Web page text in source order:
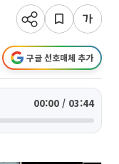
구글 선호매체 추가
00:00 / 03:44